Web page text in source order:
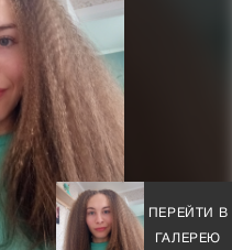
ПЕРЕЙТИ В
ГАЛЕРЕЮ